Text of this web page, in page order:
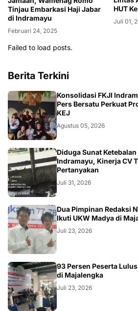
Tinjau Embarkasi Haji Jabar
di Indramayu
Februari 24, 2025
HUT
Juli 01,
Failed to load posts.
Berita Terkini
Konsolidasi FKJI
Pers Bersatu Perkuat
KEJ
Agustus 05, 2026
KRIMINAL
Diduga Sunat
Indramayu, Kinerja CV
Pertanyakan
Juli 31, 2026
Dua Pimpinan Redaksi
Ikuti UKW Madya di
Juli 23, 2026
93 Persen Peserta
di Majalengka
Juli 23, 2026